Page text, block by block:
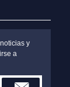
y
a